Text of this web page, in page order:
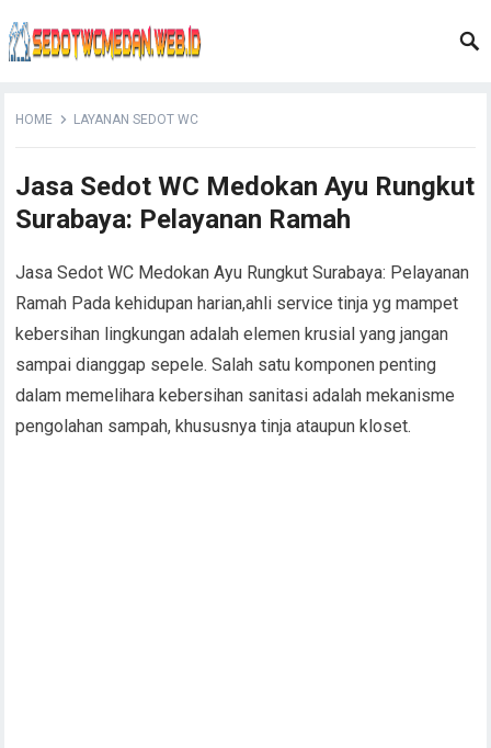
HOME LAYANAN SEDOT WC
Jasa Sedot WC Medokan Ayu Rungkut
Surabaya: Pelayanan Ramah
Jasa Sedot WC Medokan Ayu Rungkut Surabaya: Pelayanan
Ramah Pada kehidupan harian,ahli service tinja yg mampet
kebersihan lingkungan adalah elemen krusial yang jangan
sampai dianggap sepele. Salah satu komponen penting
dalam memelihara kebersihan sanitasi adalah mekanisme
pengolahan sampah, khususnya tinja ataupun kloset.